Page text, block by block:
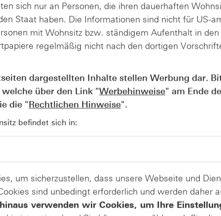
Diese müssen vor dem Absenden des
.
sich nur an Personen, die ihren dauerhaften
Staat haben. Die Informationen sind nicht für US-
mit Wohnsitz bzw. ständigem Aufenthalt in
regelmäßig nicht nach den dortigen
dargestellten Inhalte stellen Werbung dar.
über den Link "Werbehinweise" am Ende
die "Rechtlichen Hinweise".
befindet sich in:
um sicherzustellen, dass unsere Webseite und
sind unbedingt erforderlich und werden daher
verwenden wir Cookies, um Ihre